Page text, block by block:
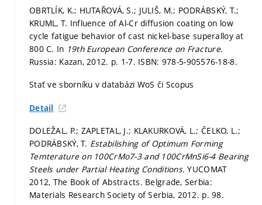
OBRTLÍK, K.; HUTAŘOVÁ, S.; JULIŠ, M.; PODRÁBSKÝ, T.;
KRUML, T. Influence of Al-Cr diffusion coating on low
cycle fatigue behavior of cast nickel-base superalloy at
800 C. In 19th European Conference on Fracture.
Russia: Kazan, 2012. p. 1-7. ISBN: 978-5-905576-18-8.
Stať ve sborníku v databázi WoS či Scopus
Detail
DOLEŽAL, P.; ZAPLETAL, J.; KLAKURKOVÁ, L.; ČELKO, L.;
PODRÁBSKÝ, T. Estabilishing of Optimum Forming
Temterature on 100CrMo7-3 and 100CrMnSi6-4 Bearing
Steels under Partial Heating Conditions.YUCOMAT
2012, The Book of Abstracts. Belgrade, Serbia:
Materials Research Society of Serbia, 2012. p. 98.